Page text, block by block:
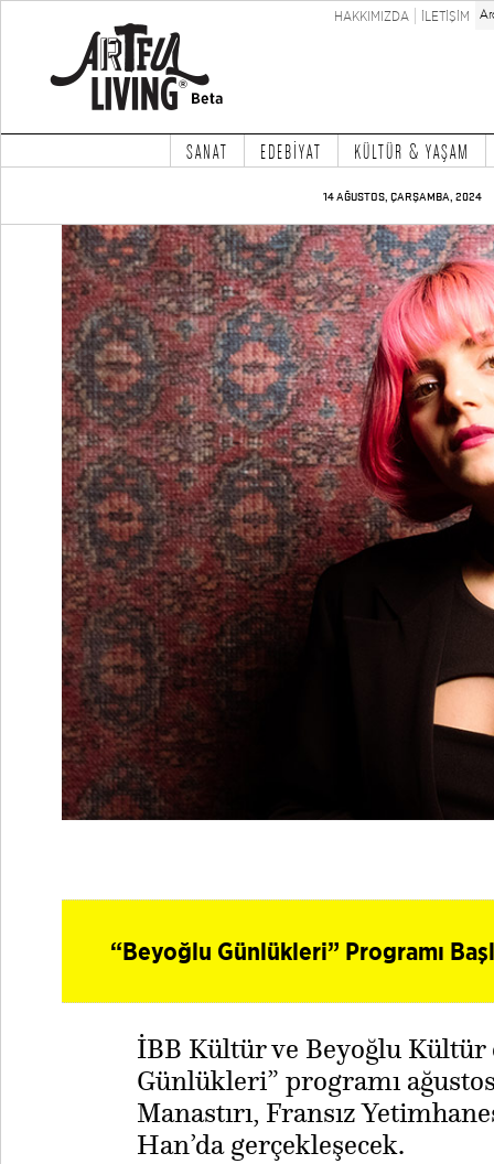
HAKKIMIZDA İLETİŞİM
SANAT EDEBİYAT KÜLTÜR & YAŞAM
14 AĞUSTOS, ÇARŞAMBA, 2024
“Beyoğlu Günlükleri” Programı
İBB Kültür ve Beyoğlu Kültür
Günlükleri” programı
Manastırı, Fransız
Han’da gerçekleşecek.